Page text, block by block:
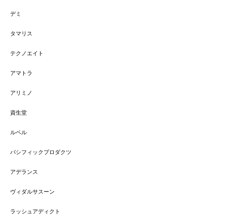
デミ
タマリス
テクノエイト
アマトラ
アリミノ
資生堂
ルベル
パシフィックプロダクツ
アデランス
ヴィダルサスーン
ラッシュアディクト